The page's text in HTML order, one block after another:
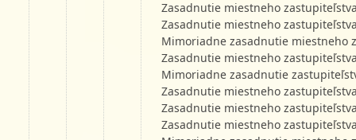
Zasadnutie miestneho
Zasadnutie miestneho
Mimoriadne zasadnutie miestneho
Zasadnutie miestneho
Mimoriadne zasadnutie
Zasadnutie miestneho
Zasadnutie miestneho
Zasadnutie miestneho